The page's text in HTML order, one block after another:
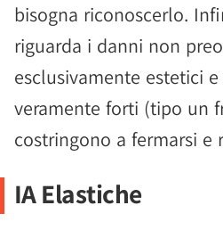
bisogna riconoscerlo.
riguarda i danni non
esclusivamente estetici
veramente forti (tipo un
costringono a fermarsi e
IA Elastiche